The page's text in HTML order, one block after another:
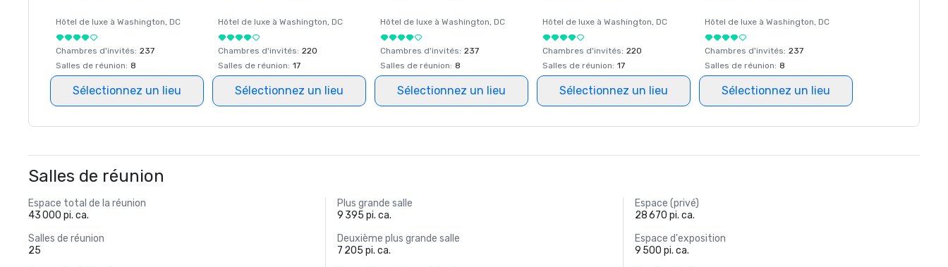
Hôtel de luxe à Washington, DC
Chambres d'invités: 237
Salles de réunion: 8
Sélectionnez un lieu
Hôtel de luxe à Washington, DC
Chambres d'invités: 220
Salles de réunion: 17
Sélectionnez un lieu
Hôtel de luxe à Washington, DC
Chambres d'invités: 237
Salles de réunion: 8
Sélectionnez un lieu
Hôtel de luxe à Washington, DC
Chambres d'invités: 220
Salles de réunion: 17
Sélectionnez un lieu
Hôtel de luxe à Washington, DC
Chambres d'invités: 237
Salles de réunion: 8
Sélectionnez un lieu
Salles de réunion
Espace total de la réunion
43 000 pi. ca.
Plus grande salle
9 395 pi. ca.
Espace (privé)
28 670 pi. ca.
Salles de réunion
25
Deuxième plus grande salle
7 205 pi. ca.
Espace d'exposition
9 500 pi. ca.